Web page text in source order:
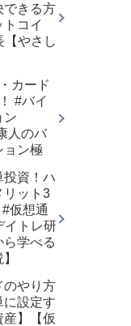
できる方
コイ
【やさし
カード
#バイ
ン
人のバ
ョン極
投資！ハ
リット3
仮想通
イトレ研
ら学べる
のやり方
に設定す
産】【仮